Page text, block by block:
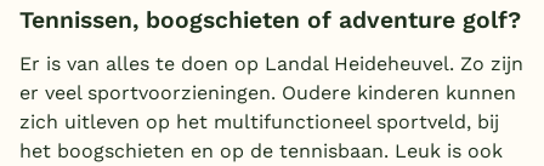
Tennissen, boogschieten of adventure golf?
Er is van alles te doen op Landal Heideheuvel. Zo zijn
er veel sportvoorzieningen. Oudere kinderen kunnen
zich uitleven op het multifunctioneel sportveld, bij
het boogschieten en op de tennisbaan. Leuk is ook